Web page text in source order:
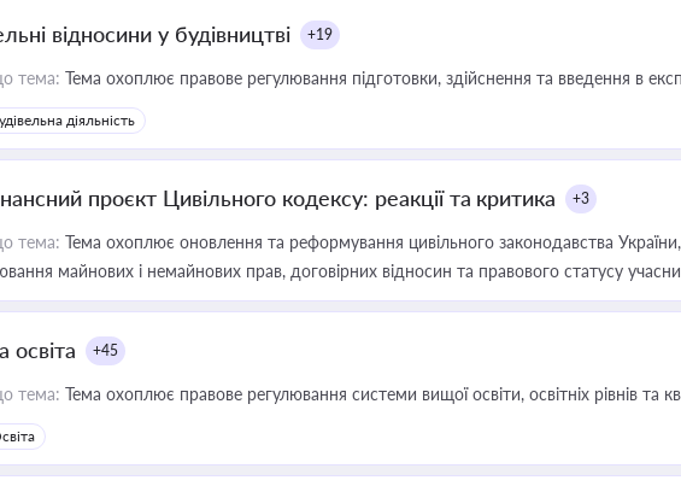
відносини у будівництві +19
тема: Тема охоплює правове регулювання підготовки, здійснення та введення в
діяльність
проєкт Цивільного кодексу: реакції та критика +3
тема: Тема охоплює оновлення та реформування цивільного законодавства
майнових і немайнових прав, договірних відносин та правового статусу
освіта +45
тема: Тема охоплює правове регулювання системи вищої освіти, освітніх рівнів та